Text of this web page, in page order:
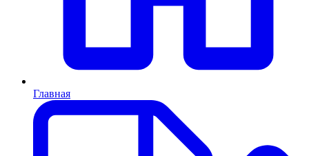
Главная